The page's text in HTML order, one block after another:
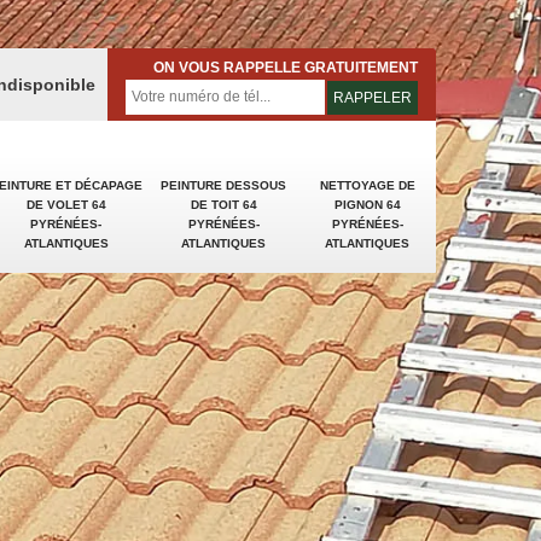
ET DÉCAPAGE
DE VOLET 64
PYRÉNÉES-
ATLANTIQUES
PEINTURE DESSOUS
DE TOIT 64
PYRÉNÉES-
ATLANTIQUES
NETTOYAGE DE
PIGNON 64
PYRÉNÉES-
ATLANTIQUES
ON VOUS RAPPELLE GRATUITEMENT